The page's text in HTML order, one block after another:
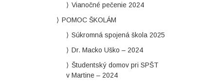
Vianočné pečenie 2024
POMOC ŠKOLÁM
Súkromná spojená škola 2025
Dr. Macko Uško – 2024
Študentský domov pri SPŠT
v Martine – 2024